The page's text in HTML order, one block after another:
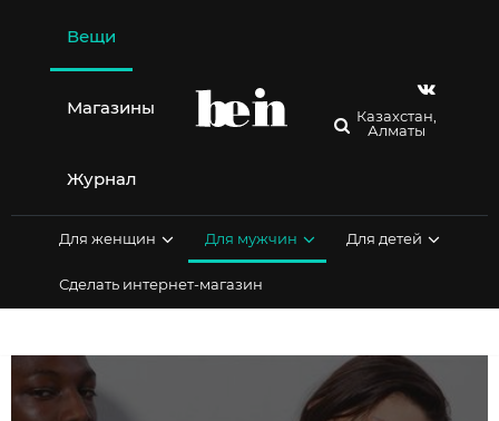
содержимому
Вещи
Магазины
Журнал
Казахстан,
Алматы
Для женщин Для мужчин Для детей
Сделать интернет-магазин